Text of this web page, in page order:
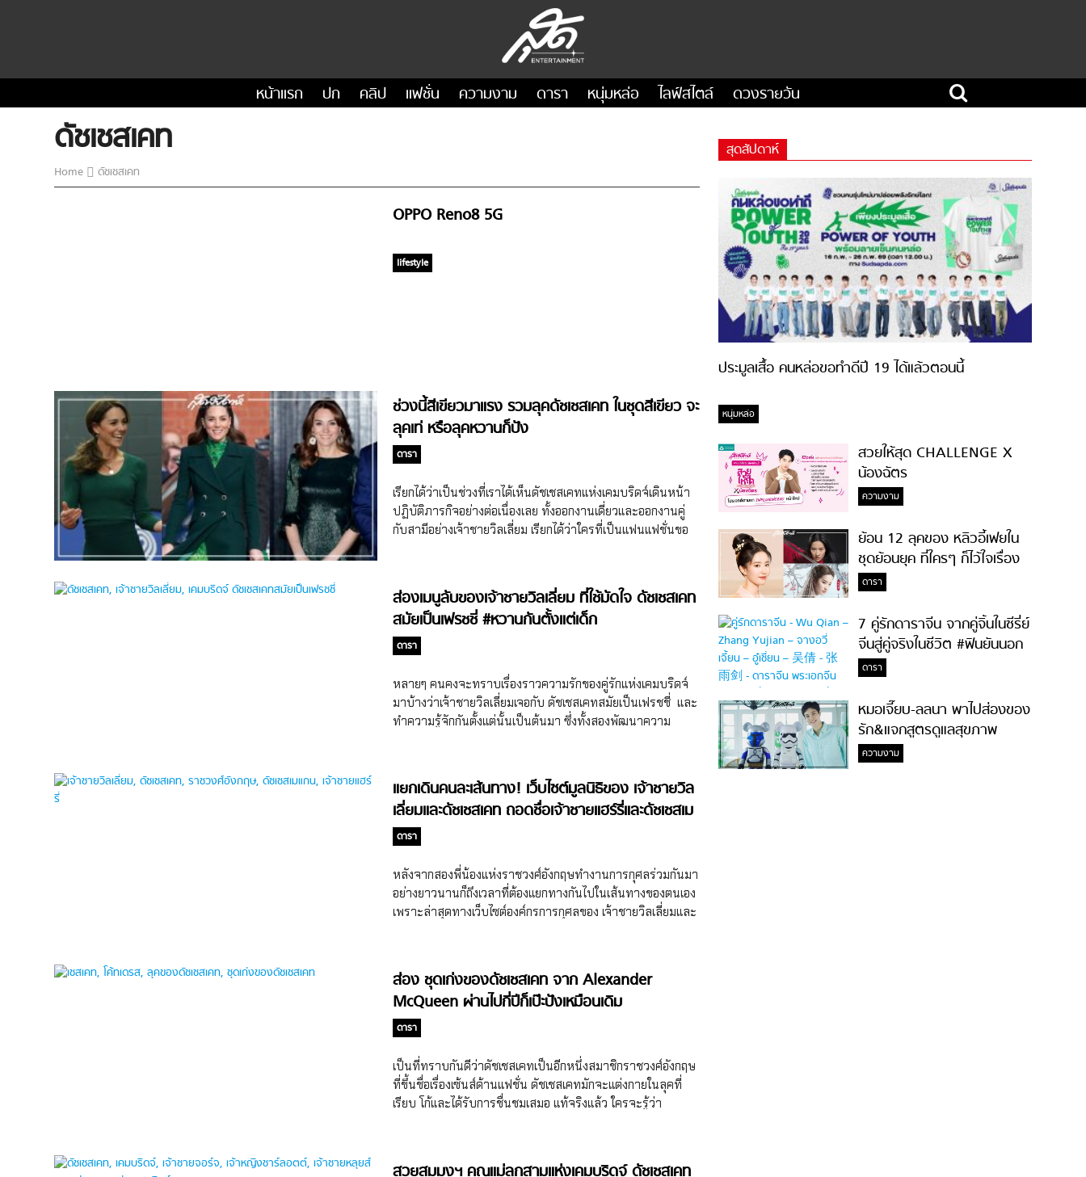
หน้าแรก ปก คลิป แฟชั่น ความงาม ดารา หนุ่มหล่อ ไลฟ์สไตล์ ดวงรายวัน
ดัชเชสเคท
Home ดัชเชสเคท
OPPO Reno8 5G
lifestyle
ช่วงนี้สีเขียวมาแรง รวมลุคดัชเชสเคท ในชุดสีเขียว จะ
ลุคเท่ หรือลุคหวานก็ปัง
ดารา
เรียกได้ว่าเป็นช่วงที่เราได้เห็นดัชเชสเคทแห่งเคมบริดจ์เดินหน้า
ปฏิบัติภารกิจอย่างต่อเนื่องเลย ทั้งออกงานเดี่ยวและออกงานคู่
กับสามีอย่างเจ้าชายวิลเลี่ยม เรียกได้ว่าใครที่เป็นแฟนแฟชั่นขอ
เลยขอ รวมลุคดัชเชสเคท ในชุดสีเขียวที่เธอสวมใส่เมื่อเร็วๆ นี้มา
ฝากแฟนๆ กันค่ะ เป็นที่ทราบกันดีว่าดัชเชสเคทเป็นอีกหนึ่ง
สมาชิกราชวงศ์อังกฤษที่ขึ้นชื่อเรื่องเซ้นส์ด้านแฟชั่น ดัชเชสเค
ทมักจะแต่งกายในลุคที่เรียบโก้และได้รับการชื่นชมเสมอ ด้วย
รสนิยมทางด้านแฟชั่นของดัชเชสเคทเธอมักจะนำชุดต่างๆ มา
มิกซ์แอนด์แมตช์ (Mix and Match) กันได้อย่างลงตัวจนหลายๆ
คนจำไม่ได้เลยด้วยซ้ำว่าเคยเห็นดัชเชสเคทในชุดนี้แล้ว หรือบาง
ครั้งเธอก็เลือกสวมใส่ชุดที่ไม่ได้เป็นแบรนด์ราคาแพงลิบลิ่วแต่
ของดัชเชสเคทเลยขอ รวมลุคดัชเชสเคท ในชุดสีเขียวมาให้ได้ชม
กันค่ะ เมื่อวันที่ 26 กุมภาพันธ์ที่ผ่านมาคุณแม่คนสวยแห่งเคม
บริดจ์ได้เดินทางไปร่วมชมกิจกรรม SportsAid Stars ณ
London Stadium ในเมือง Stratford โดยกิจกรรมดังกล่าว
เป็นการรวมตัวกันของผู้ปกครองของเหล่านักกีฬาเยาวชน ซึ่งใน
กิจกรรมดังกล่าว เราได้เห็น ดัชเชสเคทโชว์สกิลนักกีฬา หลาก
หลายชนิด ไม่ว่าจะเป็น กรีฑาหรือเทควันโด งานนี้ดัชเชสเคท
เดินทางไปในชุดเสื้อและกางเกงสีเขียวเข้ม พร้อมด้วยรองเท้า
ดัชเชสเคทก็ถือเป็นลุคเท่ๆ อีกหนึ่งลุคที่น่าเก็บไว้เป็นไอเดียแต่ง
ตามนะคะ ต่อกันที่การเสด็จเยือนไอร์แลนด์ของเจ้าชายวิลเลี่ยม
และดัชเชสเคทเมื่อวันที่ 3 มีนาคมที่ผ่านมาซึ่งทั้งสองได้เดินทาง
ไปวางพวงมาลา ณ […]
ส่องเมนูลับของเจ้าชายวิลเลี่ยม ที่ใช้มัดใจ ดัชเชสเคท
สมัยเป็นเฟรชชี่ #หวานกันตั้งแต่เด็ก
ดารา
หลายๆ คนคงจะทราบเรื่องราวความรักของคู่รักแห่งเคมบริดจ์
มาบ้างว่าเจ้าชายวิลเลี่ยมเจอกับ ดัชเชสเคทสมัยเป็นเฟรชชี่ และ
ทำความรู้จักกันตั้งแต่นั้นเป็นต้นมา ซึ่งทั้งสองพัฒนาความ
Marry Berry รายการ A Berry Royal Christmas ซึ่ง
ดัชเชสเคทและเจ้าชายวิลเลี่ยมได้ไปโชว์สกิลทำอาหารกับเชฟชื่อ
ดังเจ้าของรายการ งานนี้นอกจากจะโชว์สกิลการทำอาหาร เรา
ยังได้รับรู้เรื่องราวน่ารักๆ เกี่ยวกับเจ้าชายวิลเลี่ยมและดัชเชสเคท
รวมถึงลูกๆ ทั้ง 3 ด้วย เรื่องเซอร์ไพรส์เรื่องแรกก็คือ ครอบครัว
เคมบริดจ์ปลูกพืชผักสวนครัวไว้กินเองด้วยนะ ไม่ว่าจะเป็น
แครอท ถั่ว หรือบีทรูทที่เป็นของโปรดของเจ้าชายหลุยส์ ล้วน
สามารถหาได้จาก แปลงผักภายในรั่วพระราชวังเคนซิงตัน ได้ยิน
ของบ้านอย่างเจ้าหญิงชาร์ลอตต์ ก็มีเมนูโปรดที่ชื่อเหมือนตัวเอง
อย่าง Charlotte’s Potatoes สลัดมันฝรั่งที่เป็นที่นิยมของชาว
อังกฤษ ซึ่งดัชเชสเคทเผยว่าเจ้าหญิงชาร์ลอตต์ เลิฟเมนูนี้สุดๆ ฟัง
เรื่องลูกๆ ไปซะเยอะ กลับมาที่ความหวานของเจ้าชายวิลเลี่ยม
และดัชเชสเคท ซึ่งดัชเชสเคทก็ได้เปิดเผยให้เราฟังว่าจริงๆ เจ้า
ชายวิลเลี่ยมก็เข้าครัวเหมือนกันนะ แถมจะถนัดทำอาหารเช้าเป็น
พิเศษด้วย ซึ่งดัชเชสเคทก็ได้เล่าย้อนไปในสมัย ดัชเชสเคทสมัย
เป็นเฟรชชี่ ที่เธอได้รู้จักกับเจ้าชายวิลเลี่ยมนั้น เจ้าชายวิลเลี่ยม
แยกเดินคนละเส้นทาง! เว็บไซต์มูลนิธิของ เจ้าชายวิล
เลี่ยมและดัชเชสเคท ถอดชื่อเจ้าชายแฮร์รี่และดัชเชสเม
แกนออก
ดารา
หลังจากสองพี่น้องแห่งราชวงศ์อังกฤษทำงานการกุศลร่วมกันมา
อย่างยาวนานก็ถึงเวลาที่ต้องแยกทางกันไปในเส้นทางของตนเอง
เพราะล่าสุดทางเว็บไซต์องค์กรการกุศลของ เจ้าชายวิลเลี่ยมและ
ออกไปด้วย เว็บไซต์ Royal Foundation ได้นำชื่อของเจ้าชายแฮร์
รี่และดัชเชสเมแกน ออกจากรายชื่อประธานองค์กร โดยยังคงราย
ละเอียดเกี่ยวกับโครงการที่เจ้าชายแฮร์รี่และดัชเชสเมแกนไว้ใน
หมวด “ข่าวสาร” ของเว็บไซต์ แต่ในส่วนของโครงการส่วน
พระองค์ของเจ้าชายแฮร์รี่อย่าง Invictus Games และโครงการ
Community Cookbook ของดัชเชสเมแกนก็ถูกถอดออกจาก
เว็บไซต์ด้วย ทำให้ขณะนี้โครงการที่เหลืออยู่ของ Royal
Foundation มุ่งเน้นให้ความสำคัญกับ 5 ด้านอันได้แก่ สุขภาพ
มาก เห็นได้ชัดว่าแนวทางการทำงานของดยุกและดัชเชสทั้งสอง
ส่อง ชุดเก่งของดัชเชสเคท จาก Alexander
McQueen ผ่านไปกี่ปีก็เป๊ะปังเหมือนเดิม
ดารา
เป็นที่ทราบกันดีว่าดัชเชสเคทเป็นอีกหนึ่งสมาชิกราชวงศ์อังกฤษ
ที่ขึ้นชื่อเรื่องเซ้นส์ด้านแฟชั่น ดัชเชสเคทมักจะแต่งกายในลุคที่
เรียบ โก้และได้รับการชื่นชมเสมอ แท้จริงแล้ว ใครจะรู้ว่า
สวยสมมงฯ คุณแม่ลูกสามแห่งเคมบริดจ์ ดัชเชสเคท
สุดสัปดาห์
ประมูลเสื้อ คนหล่อขอทำดีปี 19 ได้แล้วตอนนี้
หนุ่มหล่อ
สวยให้สุด CHALLENGE X
น้องฉัตร
ความงาม
ย้อน 12 ลุคของ หลิวอี้เฟยใน
ชุดย้อนยุค ที่ใครๆ ก็ไว้ใจเรื่อง
ความสวย!
ดารา
7 คู่รักดาราจีน จากคู่จิ้นในซีรี่ย์
จีนสู่คู่จริงในชีวิต #ฟินยันนอก
จอ
ดารา
หมอเจี๊ยบ-ลลนา พาไปส่องของ
รัก&แจกสูตรดูแลสุขภาพ
#ล้างจมูกไม่ยากจะสอนให้
ความงาม